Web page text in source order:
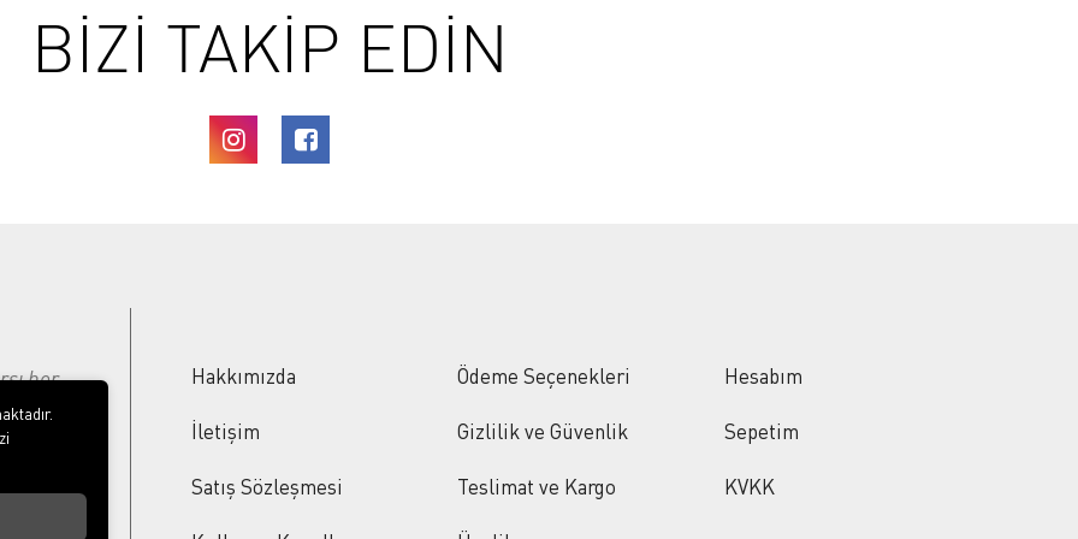
BİZİ TAKİP EDİN
her
Hakkımızda
İletişim
Satış Sözleşmesi
Ödeme Seçenekleri
Gizlilik ve Güvenlik
Teslimat ve Kargo
Hesabım
Sepetim
KVKK